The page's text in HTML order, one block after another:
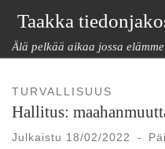
Skip to content
Taakka
Älä pelkää aikaa jossa
TURVALLISUUS
Hallitus:
Julkaistu 18/02/2022 -